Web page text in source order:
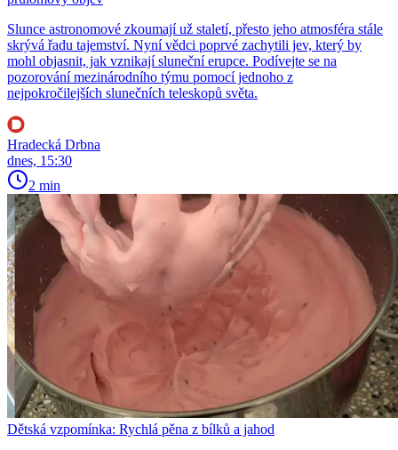
Slunce astronomové zkoumají už staletí, přesto jeho atmosféra stále
skrývá řadu tajemství. Nyní vědci poprvé zachytili jev, který by
mohl objasnit, jak vznikají sluneční erupce. Podívejte se na
pozorování mezinárodního týmu pomocí jednoho z
nejpokročilejších slunečních teleskopů světa.
Hradecká Drbna
dnes, 15:30
2 min
Dětská vzpomínka: Rychlá pěna z bílků a jahod